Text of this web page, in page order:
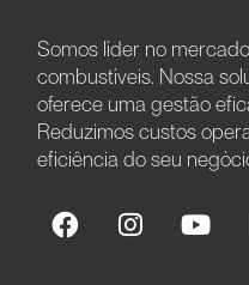
Somos líder no
combustíveis. Nossa
oferece uma gestão
Reduzimos custos
eficiência do seu